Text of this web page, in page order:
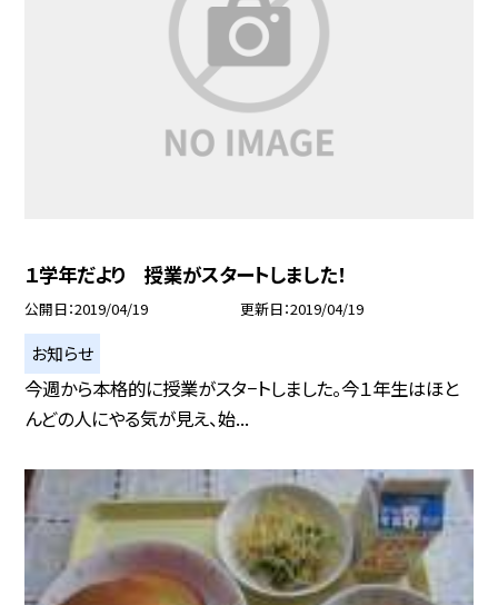
１学年だより 授業がスタートしました！
公開日 2019/04/19 更新日 2019/04/19
お知らせ
今週から本格的に授業がスタ−トしました。今１年生はほと
んどの人にやる気が見え、始...